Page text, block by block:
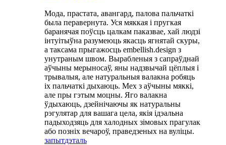
Мода, прастата, авангард, палова пальчаткі
была перавернута. Уся мяккая і пругкая
баранячая поўсць цалкам паказвае, хай людзі
інтуітыўна разумеюць якасць ягнятай скуры,
а таксама прыгажосць embellish.design з
унутраным швом. Вырабленыя з сапраўднай
аўчыны мерыносаў, яны надзвычай цёплыя і
трывалыя, але натуральныя валакна робяць
іх пальчаткі дыхаюць. Мех з аўчыны мяккі,
але пры гэтым моцны. Яго валакна
ўдыхаюць, дзейнічаючы як натуральны
рэгулятар для вашага цела, якія ідэальна
падыходзяць для халодных зімовых прагулак
або позніх вечароў, праведзеных на вуліцы.
запытдэталь